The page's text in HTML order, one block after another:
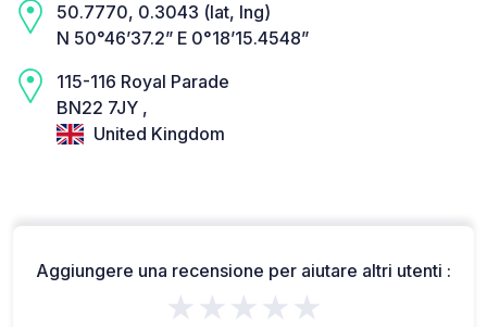
50.7770, 0.3043 (lat, lng)
N 50°46’37.2” E 0°18’15.4548”
115-116 Royal Parade
BN22 7JY ,
United Kingdom
Aggiungere una recensione per aiutare altri utenti :
★★★★★